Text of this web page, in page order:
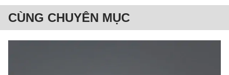
CÙNG CHUYÊN MỤC